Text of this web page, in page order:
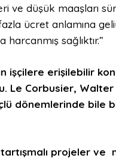
ve düşük maaşları
ücret anlamına
sağlıktır.”
işçilere erişilebilir
Le Corbusier,
dönemlerinde bile
tartışmalı projeler ve